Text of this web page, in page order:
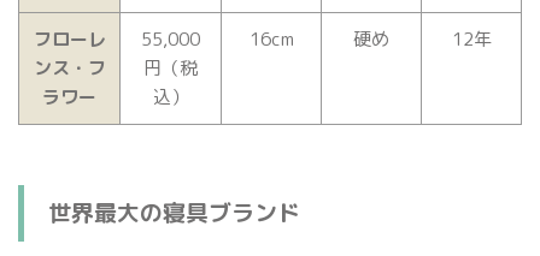
フローレ
ンス・フ
ラワー
55,000
円（税
込）
16cm 硬め 12年
世界最大の寝具ブランド